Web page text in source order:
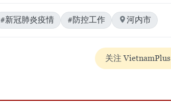
#新冠肺炎疫情 #防控工作 河内市
关注 VietnamPlus